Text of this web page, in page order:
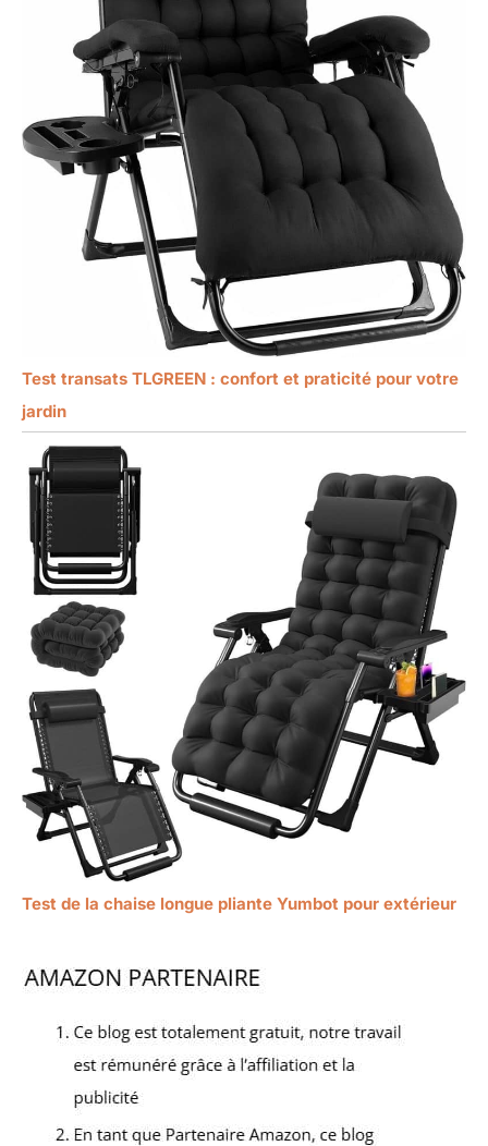
Test transats TLGREEN : confort et praticité pour votre
jardin
Test de la chaise longue pliante Yumbot pour extérieur